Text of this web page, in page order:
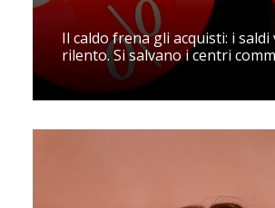
Il caldo frena gli acquisti: i saldi
rilento. Si salvano i centri